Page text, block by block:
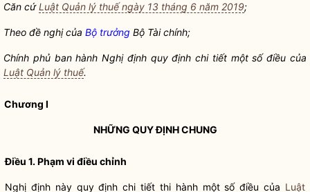
Căn cứLuật Quản lý thuế ngày 13 tháng 6 năm 2019;
Theo đề nghị của Bộ trưởng Bộ Tài chính;
Chính phủ ban hành Nghị định quy định chi tiết một số điều của
Luật Quản lý thuế.
Chương I
NHỮNG QUY ĐỊNH CHUNG
Điều 1. Phạm vi điều chỉnh
Nghị định này quy định chi tiết thi hành một số điều của Luật